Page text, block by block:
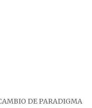
DE PARADIGMA